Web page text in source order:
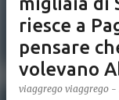
riesce a
pensare
volevano
viaggrego viaggrego -